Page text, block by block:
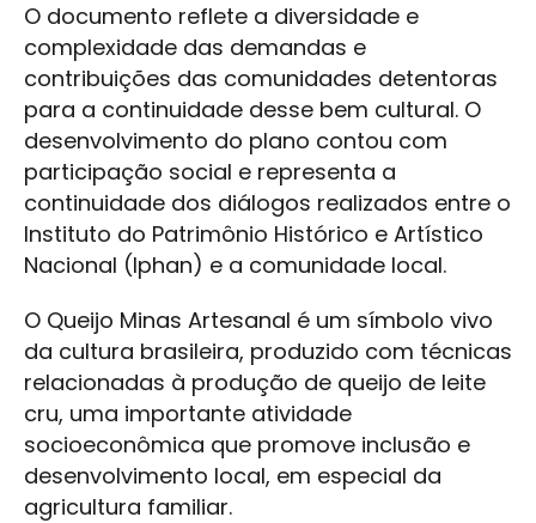
O documento reflete a diversidade e
complexidade das demandas e
contribuições das comunidades detentoras
para a continuidade desse bem cultural. O
desenvolvimento do plano contou com
participação social e representa a
continuidade dos diálogos realizados entre o
Instituto do Patrimônio Histórico e Artístico
Nacional (Iphan) e a comunidade local.
O Queijo Minas Artesanal é um símbolo vivo
da cultura brasileira, produzido com técnicas
relacionadas à produção de queijo de leite
cru, uma importante atividade
socioeconômica que promove inclusão e
desenvolvimento local, em especial da
agricultura familiar.